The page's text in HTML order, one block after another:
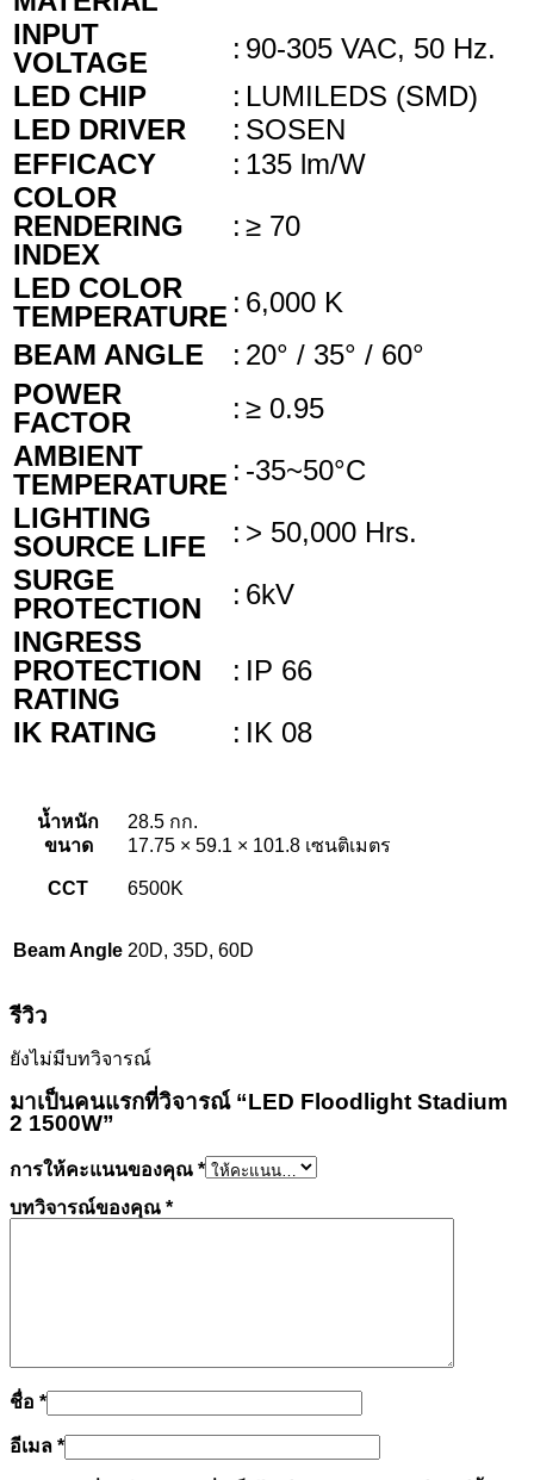
INPUT
VOLTAGE
: 90-305 VAC, 50 Hz.
LED CHIP
: LUMILEDS (SMD)
LED DRIVER
: SOSEN
EFFICACY
: 135 lm/W
COLOR
RENDERING
INDEX
: ≥ 70
LED COLOR
TEMPERATURE : 6,000 K
BEAM ANGLE
: 20° / 35° / 60°
POWER
FACTOR
: ≥ 0.95
AMBIENT
TEMPERATURE : -35~50°C
LIGHTING
SOURCE LIFE
: > 50,000 Hrs.
SURGE
PROTECTION
: 6kV
INGRESS
PROTECTION
RATING
: IP 66
IK RATING
: IK 08
น้ำหนัก
28.5 กก.
ขนาด
17.75 × 59.1 × 101.8 เซนติเมตร
CCT 6500K
Beam Angle 20D, 35D, 60D
รีวิว
ยังไม่มีบทวิจารณ์
มาเป็นคนแรกที่วิจารณ์ “LED Floodlight Stadium
2 1500W”
การให้คะแนนของคุณ *
บทวิจารณ์ของคุณ *
ชื่อ *
อีเมล *